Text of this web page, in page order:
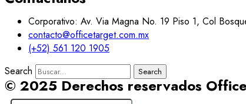
Corporativo: Av. Via Magna No. 19 Piso 1, Col
contacto@officetarget.com.mx
(+52) 561 120 1905
Search
Search
© 2025 Derechos reservados